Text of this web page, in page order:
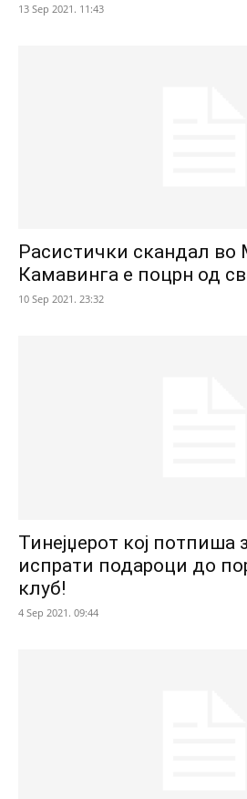
13 Sep 2021. 11:43
Расистички скандал во
Камавинга е поцрн од
10 Sep 2021. 23:32
Тинејџерот кој
испрати подароци до
клуб!
4 Sep 2021. 09:44